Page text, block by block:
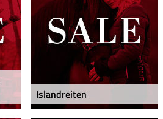
Islandreiten